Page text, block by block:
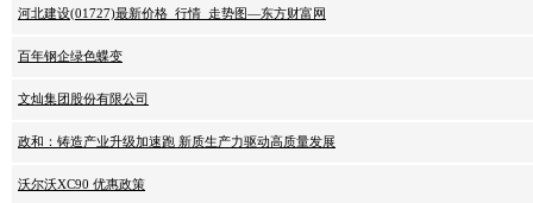
河北建设(01727)最新价格_行情_走势图—东方财富网
百年钢企绿色蝶变
文灿集团股份有限公司
政和：铸造产业升级加速跑 新质生产力驱动高质量发展
沃尔沃XC90 优惠政策